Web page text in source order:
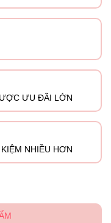
ƯU ĐÃI LỚN
NHIỀU HƠN